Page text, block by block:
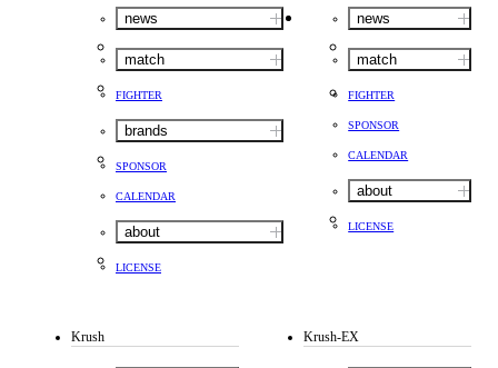
news
match
FIGHTER
brands
SPONSOR
CALENDAR
about
LICENSE
news
match
FIGHTER
SPONSOR
CALENDAR
about
LICENSE
Krush Krush-EX